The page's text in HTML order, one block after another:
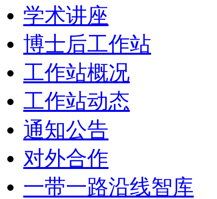
学术讲座
博士后工作站
工作站概况
工作站动态
通知公告
对外合作
一带一路沿线智库